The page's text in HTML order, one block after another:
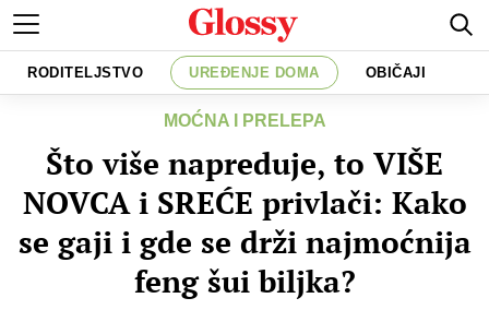
RODITELJSTVO UREĐENJE DOMA OBIČAJI
MOĆNA I PRELEPA
Što više napreduje, to VIŠE
NOVCA i SREĆE privlači: Kako
se gaji i gde se drži najmoćnija
feng šui biljka?